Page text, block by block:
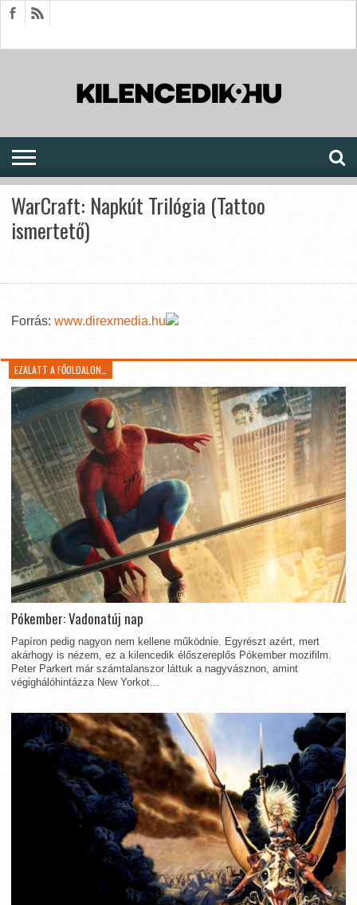
WarCraft: Napkút Trilógia (Tattoo
ismertető)
Forrás: www.direxmedia.hu
EZALATT A FŐOLDALON…
Pókember: Vadonatúj nap
Papíron pedig nagyon nem kellene működnie. Egyrészt azért, mert
akárhogy is nézem, ez a kilencedik élőszereplős Pókember mozifilm.
Peter Parkert már számtalanszor láttuk a nagyvásznon, amint
végighálóhintázza New Yorkot...